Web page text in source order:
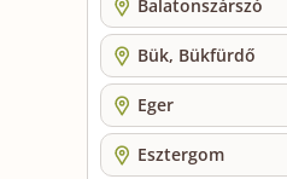
Balatonszárszó
Bük, Bükfürdő
Eger
Esztergom